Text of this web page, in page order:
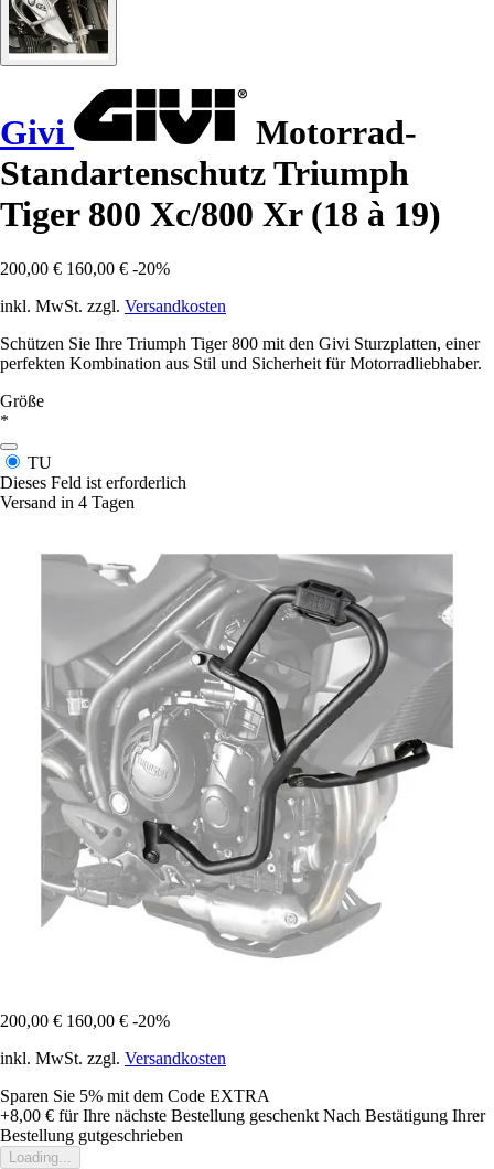
Givi
Motorrad-
Standartenschutz Triumph
Tiger 800 Xc/800 Xr (18 à 19)
200,00 € 160,00 € -20%
inkl. MwSt. zzgl. Versandkosten
Schützen Sie Ihre Triumph Tiger 800 mit den Givi Sturzplatten, einer
perfekten Kombination aus Stil und Sicherheit für Motorradliebhaber.
Größe
*
TU
Dieses Feld ist erforderlich
Versand in 4 Tagen
200,00 € 160,00 € -20%
inkl. MwSt. zzgl. Versandkosten
Sparen Sie 5% mit dem Code EXTRA
+8,00 € für Ihre nächste Bestellung geschenkt Nach Bestätigung Ihrer
Bestellung gutgeschrieben
Loading...